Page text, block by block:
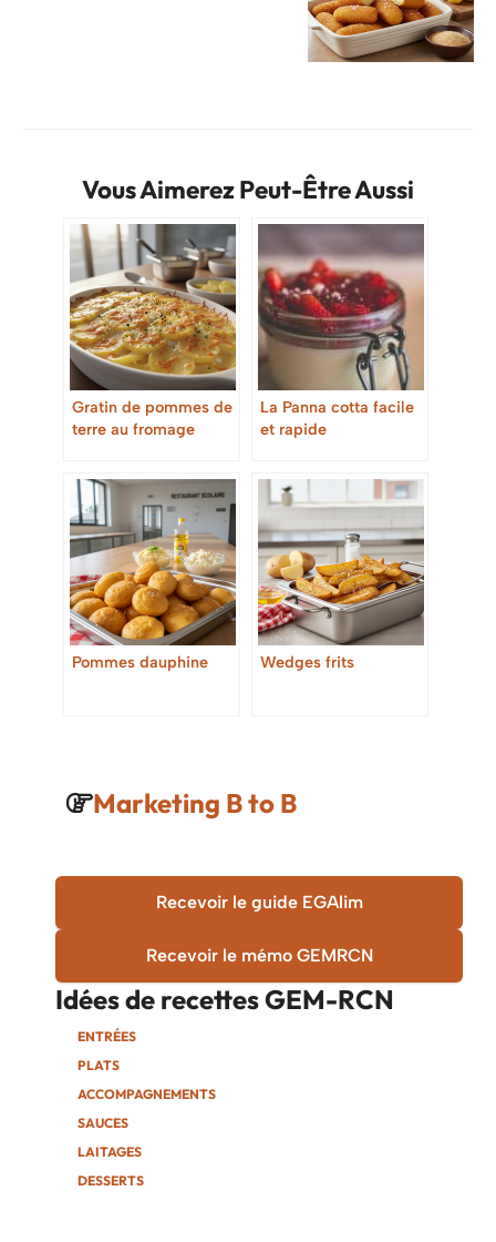
Vous Aimerez Peut-Être Aussi
Gratin de pommes de
terre au fromage
La Panna cotta facile
et rapide
Pommes dauphine Wedges frits
Marketing B to B
Recevoir le guide EGAlim
Recevoir le mémo GEMRCN
Idées de recettesGEM-RCN
ENTRÉES
PLATS
ACCOMPAGNEMENTS
SAUCES
LAITAGES
DESSERTS